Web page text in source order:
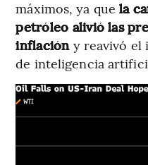
máximos, ya que la
petróleo alivió las
inflacióny reavivó el
de inteligencia